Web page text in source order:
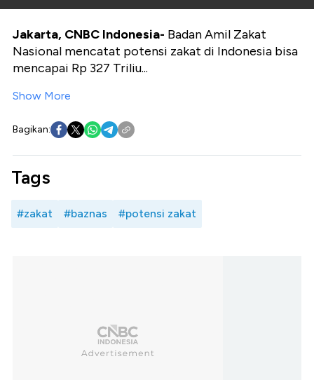
Penyaluran Zakat
Jakarta, CNBC Indonesia- Badan Amil Zakat
Nasional mencatat potensi zakat di Indonesia bisa
mencapai Rp 327 Triliu...
Show More
Bagikan:
Tags
#zakat #baznas #potensi zakat